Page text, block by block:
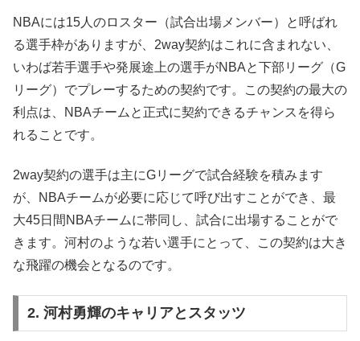
NBAには15人のロスター（試合出場メンバー）と呼ばれ
る選手枠がありますが、2way契約はこれに含まれない、
いわば若手選手や発展途上の選手がNBAと下部リーグ（G
リーグ）でプレーするための契約です。この契約の最大の
利点は、NBAチームと正式に契約できるチャンスを得ら
れることです。
2way契約の選手は主にGリーグで試合経験を積みます
が、NBAチームが必要に応じて呼び出すことができ、最
大45日間NBAチームに帯同し、試合に出場することがで
きます。河村のような若い選手にとって、この契約は大き
な飛躍の機会となるのです。
2. 河村勇輝のキャリアとスタッツ